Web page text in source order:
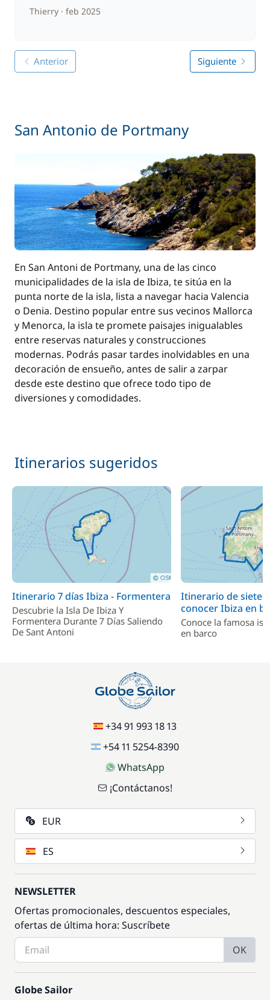
Thierry feb 2025
Anterior Siguiente
San Antonio de Portmany
En San Antoni de Portmany, una de las cinco
municipalidades de la isla de Ibiza, te sitúa en la
punta norte de la isla, lista a navegar hacia Valencia
o Denia. Destino popular entre sus vecinos Mallorca
y Menorca, la isla te promete paisajes inigualables
entre reservas naturales y construcciones
modernas. Podrás pasar tardes inolvidables en una
decoración de ensueño, antes de salir a zarpar
desde este destino que ofrece todo tipo de
diversiones y comodidades.
Itinerarios sugeridos
Itinerario 7 días Ibiza - Formentera
Descubrie la Isla De Ibiza Y
Formentera Durante 7 Días Saliendo
De Sant Antoni
Itinerario de siete
conocer Ibiza en
Conoce la famosa
en barco
+34 91 993 18 13
+54 11 5254-8390
WhatsApp
¡Contáctanos!
EUR
ES
NEWSLETTER
Ofertas promocionales, descuentos especiales,
ofertas de última hora: Suscríbete
OK
Globe Sailor